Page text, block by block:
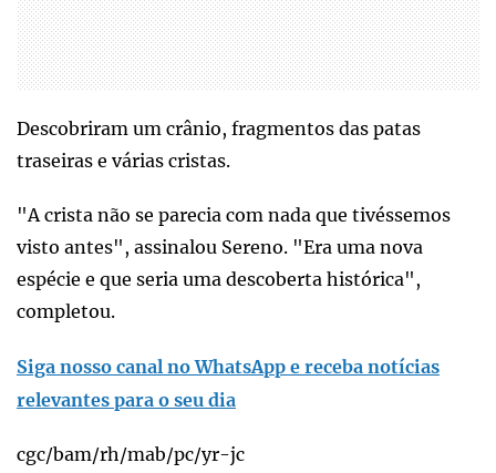
Descobriram um crânio, fragmentos das patas
traseiras e várias cristas.
"A crista não se parecia com nada que tivéssemos
visto antes", assinalou Sereno. "Era uma nova
espécie e que seria uma descoberta histórica",
completou.
Siga nosso canal no WhatsApp e receba notícias
relevantes para o seu dia
cgc/bam/rh/mab/pc/yr-jc